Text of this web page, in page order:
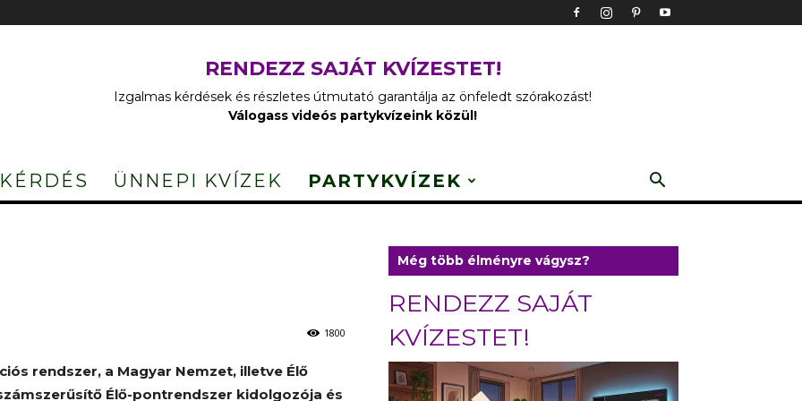
RENDEZZ SAJÁT KVÍZESTET!
Izgalmas kérdések és részletes útmutató garantálja az önfeledt szórakozást!
Válogass videós partykvízeink közül!
ÜNNEPI KVÍZEK PARTYKVÍZEK
1800
rendszer, a Magyar Nemzet, illetve Élő
Élő-pontrendszer kidolgozója és
Még több élményre vágysz?
RENDEZZ SAJÁT
KVÍZESTET!